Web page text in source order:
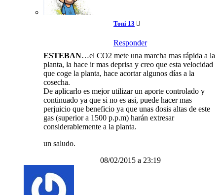
Toni 13
Responder
ESTEBAN…el CO2 mete una marcha mas rápida a la
planta, la hace ir mas deprisa y creo que esta velocidad
que coge la planta, hace acortar algunos días a la
cosecha.
De aplicarlo es mejor utilizar un aporte controlado y
continuado ya que si no es asi, puede hacer mas
perjuicio que beneficio ya que unas dosis altas de este
gas (superior a 1500 p.p.m) harán extresar
considerablemente a la planta.
un saludo.
08/02/2015 a 23:19